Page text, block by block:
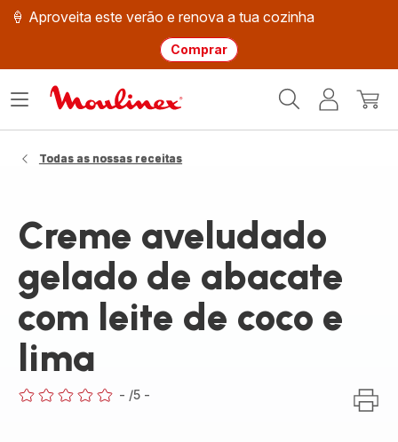
🍦 Aproveita este verão e renova a tua cozinha
Comprar
Moulinex
O
Abrir
Todas as nossas receitas
Creme aveludado
gelado de abacate
com leite de coco e
lima
- /5 -